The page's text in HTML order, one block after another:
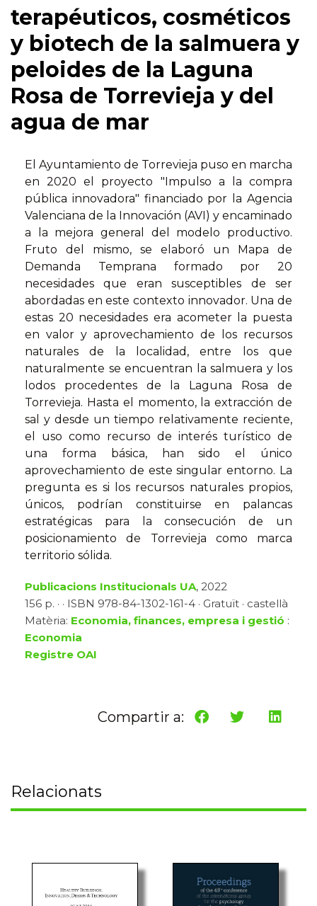
terapéuticos, cosméticos
y biotech de la salmuera y
peloides de la Laguna
Rosa de Torrevieja y del
agua de mar
El Ayuntamiento de Torrevieja puso en marcha
en 2020 el proyecto "Impulso a la compra
pública innovadora" financiado por la Agencia
Valenciana de la Innovación (AVI) y encaminado
a la mejora general del modelo productivo.
Fruto del mismo, se elaboró un Mapa de
Demanda Temprana formado por 20
necesidades que eran susceptibles de ser
abordadas en este contexto innovador. Una de
estas 20 necesidades era acometer la puesta
en valor y aprovechamiento de los recursos
naturales de la localidad, entre los que
naturalmente se encuentran la salmuera y los
lodos procedentes de la Laguna Rosa de
Torrevieja. Hasta el momento, la extracción de
sal y desde un tiempo relativamente reciente,
el uso como recurso de interés turístico de
una forma básica, han sido el único
aprovechamiento de este singular entorno. La
pregunta es si los recursos naturales propios,
únicos, podrían constituirse en palancas
estratégicas para la consecución de un
posicionamiento de Torrevieja como marca
territorio sólida.
Publicacions Institucionals UA, 2022
156 p. · · ISBN 978-84-1302-161-4 · Gratuït · castellà
Matèria: Economia, finances, empresa i gestió :
Economia
Registre OAI
Compartir a:
Relacionats